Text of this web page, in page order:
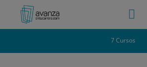
7 Cursos